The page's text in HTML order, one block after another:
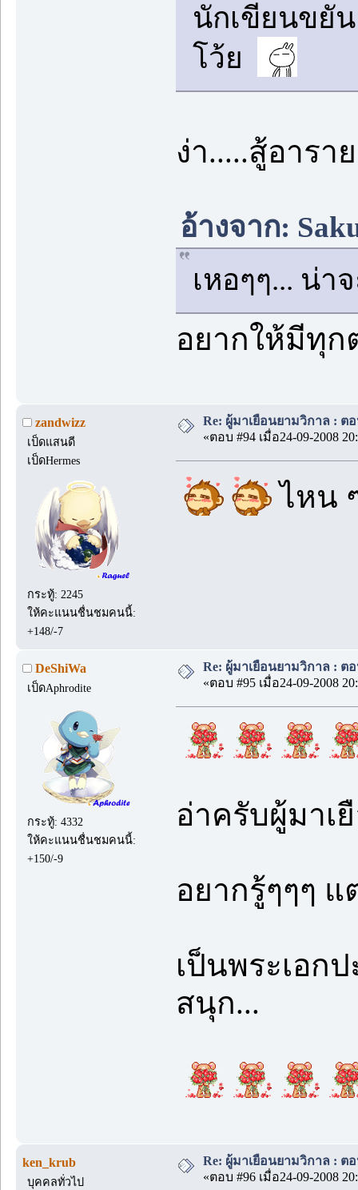
นักเขียนขยั
โว้ย
ง่า.....สู้อารา
อ้างจาก:
เหอๆๆ... น่
อยากให้มีทุ
zandwizz
เป็ดแสนดี
เป็ดHermes
กระทู้: 2245
ให้คะแนนชื่นชมคนนี้:
+148/-7
Re: ผู้มาเยือนยามวิกาล : ต
«ตอบ #94 เมื่อ24-09-2008
ไหน
DeShiWa
เป็ดAphrodite
กระทู้: 4332
ให้คะแนนชื่นชมคนนี้:
+150/-9
Re: ผู้มาเยือนยามวิกาล : ต
«ตอบ #95 เมื่อ24-09-2008
อ่าครับผู้มาเ
อยากรู้ๆๆๆ
เป็นพระเอก
สนุก...
ken_krub
บุคคลทั่วไป
Re: ผู้มาเยือนยามวิกาล : ต
«ตอบ #96 เมื่อ24-09-2008